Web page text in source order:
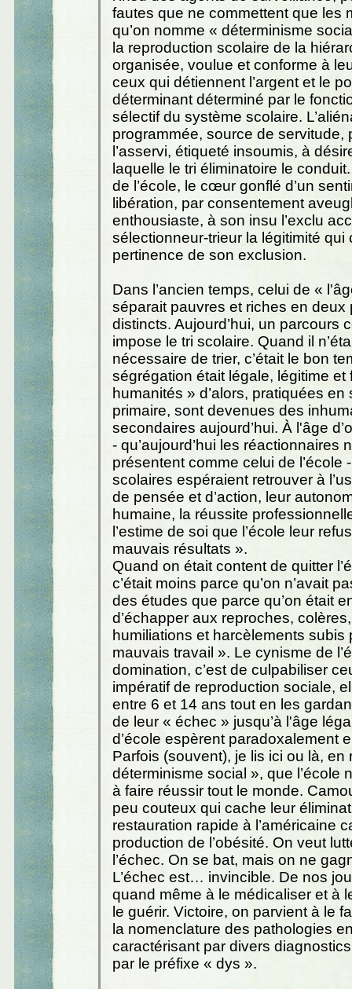
fautes que ne commettent que les
qu’on nomme « déterminisme
la reproduction scolaire de la
organisée, voulue et conforme à
ceux qui détiennent l’argent et le
déterminant déterminé par le
sélectif du système scolaire.
programmée, source de servitude,
l’asservi, étiqueté insoumis, à
laquelle le tri éliminatoire le
de l’école, le cœur gonflé d’un
libération, par consentement
enthousiaste, à son insu l’exclu
sélectionneur-trieur la légitimité qui
pertinence de son exclusion.
Dans l’ancien temps, celui de «
séparait pauvres et riches en deux
distincts. Aujourd’hui, un parcours
impose le tri scolaire. Quand il
nécessaire de trier, c’était le bon
ségrégation était légale, légitime et
humanités » d’alors, pratiquées en
primaire, sont devenues des
secondaires aujourd’hui. À l'âge
- qu’aujourd’hui les réactionnaires
présentent comme celui de l’école
scolaires espéraient retrouver à
de pensée et d’action, leur
humaine, la réussite
l’estime de soi que l’école leur
mauvais résultats ».
Quand on était content de quitter
c’était moins parce qu’on n’avait
des études que parce qu’on était
d’échapper aux reproches,
humiliations et harcèlements subis
mauvais travail ». Le cynisme de
domination, c’est de culpabiliser
impératif de reproduction sociale,
entre 6 et 14 ans tout en les
de leur « échec » jusqu’à l'âge
d’école espèrent paradoxalement
Parfois (souvent), je lis ici ou là, en
déterminisme social », que l’école
à faire réussir tout le monde.
peu couteux qui cache leur
restauration rapide à l’américaine
production de l’obésité. On veut
l’échec. On se bat, mais on ne
L’échec est… invincible. De nos
quand même à le médicaliser et à
le guérir. Victoire, on parvient à le
la nomenclature des pathologies
caractérisant par divers
par le préfixe « dys ».